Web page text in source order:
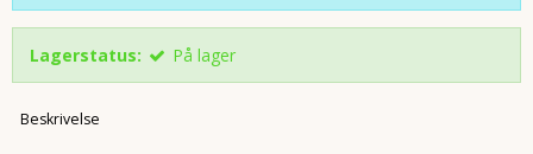
Lagerstatus: På lager
Beskrivelse